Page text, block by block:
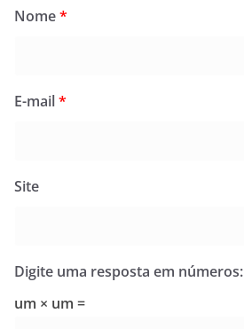
Nome*
E-mail*
Site
Digite uma resposta em números:
um × um =